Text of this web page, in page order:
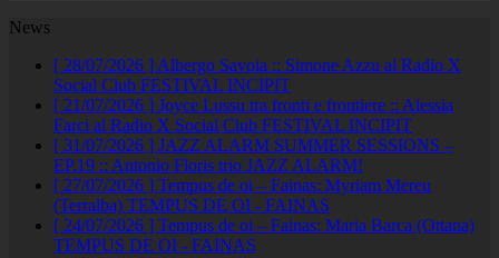
News
[ 28/07/2026 ] Albergo Savoia :: Simone Azzu al Radio X
Social Club FESTIVAL INCIPIT
[ 21/07/2026 ] Joyce Lussu tra fronti e frontiere :: Alessia
Farci al Radio X Social Club FESTIVAL INCIPIT
[ 31/07/2026 ] JAZZ ALARM SUMMER SESSIONS –
EP.19 :: Antonio Floris trio JAZZ ALARM!
[ 27/07/2026 ] Tempus de oi – Fainas: Myriam Mereu
(Terralba) TEMPUS DE OI - FAINAS
[ 24/07/2026 ] Tempus de oi – Fainas: Maria Barca (Ottana)
TEMPUS DE OI - FAINAS